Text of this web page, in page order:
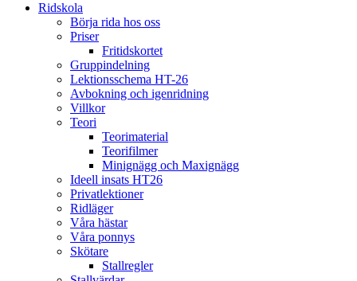
Ridskola
Börja rida hos oss
Priser
Fritidskortet
Gruppindelning
Lektionsschema HT-26
Avbokning och igenridning
Villkor
Teori
Teorimaterial
Teorifilmer
Minignägg och Maxignägg
Ideell insats HT26
Privatlektioner
Ridläger
Våra hästar
Våra ponnys
Skötare
Stallregler